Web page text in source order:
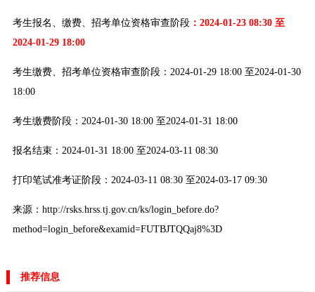
考生报名、缴费、招考单位资格审查阶段：2024-01-23 08:30 至
2024-01-29 18:00
考生缴费、招考单位资格审查阶段：2024-01-29 18:00 至2024-01-30
18:00
考生缴费阶段：2024-01-30 18:00 至2024-01-31 18:00
报名结束：2024-01-31 18:00 至2024-03-11 08:30
打印笔试准考证阶段：2024-03-11 08:30 至2024-03-17 09:30
来源：http://rsks.hrss.tj.gov.cn/ks/login_before.do?
method=login_before&examid=FUTBJTQQaj8%3D
推荐信息